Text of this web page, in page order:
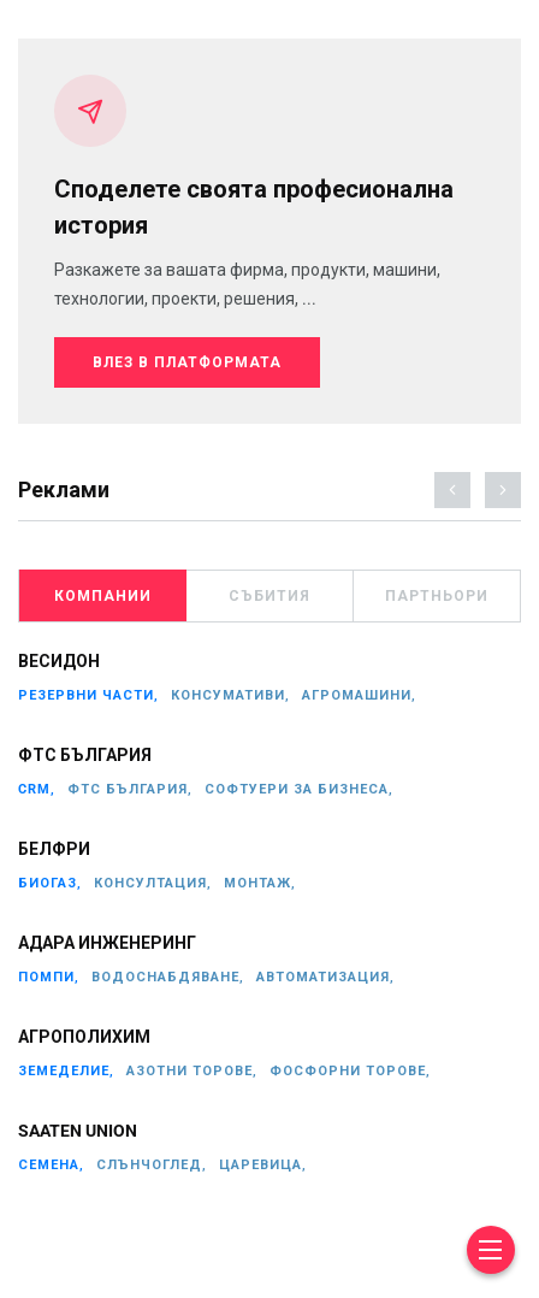
Споделете своята професионална
история
Разкажете за вашата фирма, продукти, машини,
технологии, проекти, решения, ...
ВЛЕЗ В ПЛАТФОРМАТА
Реклами
КОМПАНИИ СЪБИТИЯ ПАРТНЬОРИ
ВЕСИДОН
РЕЗЕРВНИ ЧАСТИ, КОНСУМАТИВИ, АГРОМАШИНИ,
ФТС БЪЛГАРИЯ
CRM, ФТС БЪЛГАРИЯ, СОФТУЕРИ ЗА БИЗНЕСА,
БЕЛФРИ
БИОГАЗ, КОНСУЛТАЦИЯ, МОНТАЖ,
АДАРА ИНЖЕНЕРИНГ
ПОМПИ, ВОДОСНАБДЯВАНЕ, АВТОМАТИЗАЦИЯ,
АГРОПОЛИХИМ
ЗЕМЕДЕЛИЕ, АЗОТНИ ТОРОВЕ, ФОСФОРНИ ТОРОВЕ,
SAATEN UNION
СЕМЕНА, СЛЪНЧОГЛЕД, ЦАРЕВИЦА,